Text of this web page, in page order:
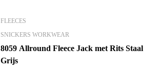
FLEECES
SNICKERS WORKWEAR
8059 Allround Fleece Jack met Rits Staal
Grijs